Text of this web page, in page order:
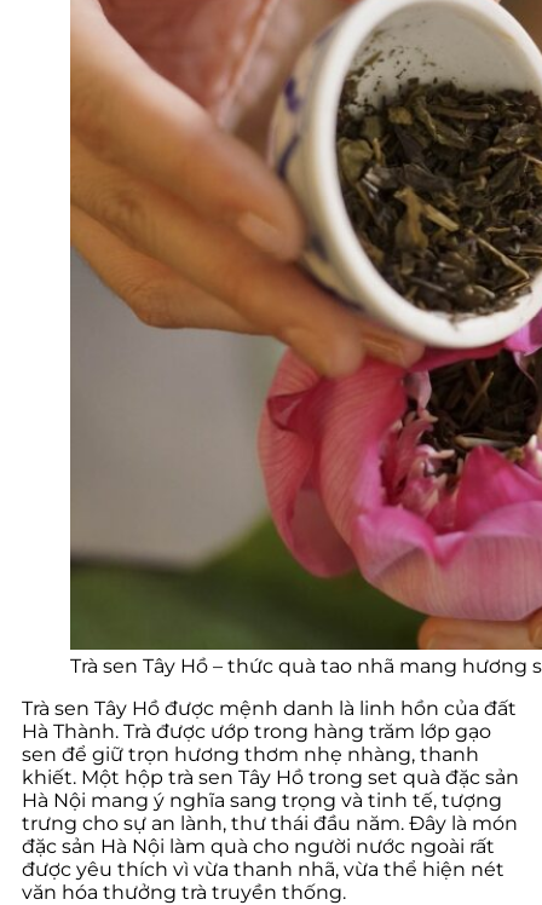
Trà sen Tây Hồ – thức quà tao nhã mang
Trà sen Tây Hồ được mệnh danh là linh hồn của đất
Hà Thành. Trà được ướp trong hàng trăm lớp gạo
sen để giữ trọn hương thơm nhẹ nhàng, thanh
khiết. Một hộp trà sen Tây Hồ trong set quà đặc sản
Hà Nội mang ý nghĩa sang trọng và tinh tế, tượng
trưng cho sự an lành, thư thái đầu năm. Đây là món
đặc sản Hà Nội làm quà cho người nước ngoài rất
được yêu thích vì vừa thanh nhã, vừa thể hiện nét
văn hóa thưởng trà truyền thống.